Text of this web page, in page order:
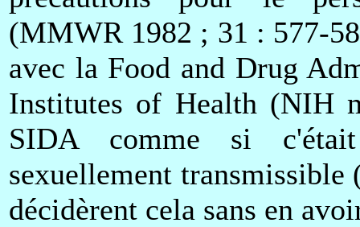
(MMWR 1982 ; 31 : 577-
avec la Food and Drug
Institutes of Health (NIH
SIDA comme si
sexuellement
décidèrent cela sans en